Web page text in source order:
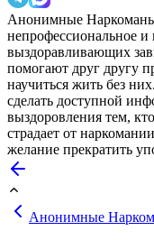
Анонимные
непрофессиональное и
выздоравливающих
помогают друг другу
научиться жить без
сделать доступной
выздоровления тем,
страдает от
желание прекратить
Анонимные